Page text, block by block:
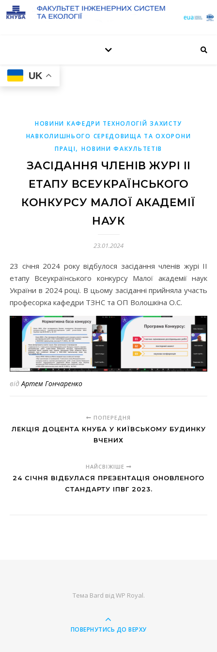
UK
НОВИНИ КАФЕДРИ ТЕХНОЛОГІЙ ЗАХИСТУ
НАВКОЛИШНЬОГО СЕРЕДОВИЩА ТА ОХОРОНИ
ПРАЦІ,НОВИНИ ФАКУЛЬТЕТІВ
ЗАСІДАННЯ ЧЛЕНІВ ЖУРІ ІІ
ЕТАПУ ВСЕУКРАЇНСЬКОГО
КОНКУРСУ МАЛОЇ АКАДЕМІЇ
НАУК
23.01.2024
23 січня 2024 року відбулося засідання членів журі ІІ
етапу Всеукраїнського конкурсу Малої академії наук
України в 2024 році. В цьому засіданні прийняла участь
професорка кафедри ТЗНС та ОП Волошкіна О.С.
відАртем Гончаренко
ПОПЕРЕДНЯ
ЛЕКЦІЯ ДОЦЕНТА КНУБА У КИЇВСЬКОМУ БУДИНКУ
ВЧЕНИХ
НАЙСВІЖІШЕ
24 СІЧНЯ ВІДБУЛАСЯ ПРЕЗЕНТАЦІЯ ОНОВЛЕНОГО
СТАНДАРТУ ІПВГ 2023.
Тема Bard відWP Royal.
ПОВЕРНУТИСЬ ДО ВЕРХУ